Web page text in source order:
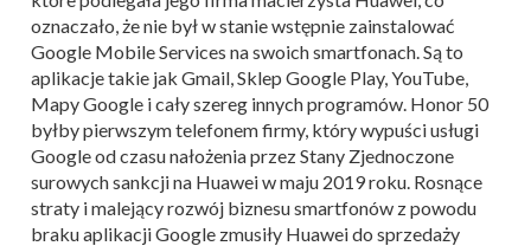
oznaczało, że nie był w stanie wstępnie zainstalować
Google Mobile Services na swoich smartfonach. Są to
aplikacje takie jak Gmail, Sklep Google Play, YouTube,
Mapy Google i cały szereg innych programów. Honor 50
byłby pierwszym telefonem firmy, który wypuści usługi
Google od czasu nałożenia przez Stany Zjednoczone
surowych sankcji na Huawei w maju 2019 roku. Rosnące
straty i malejący rozwój biznesu smartfonów z powodu
braku aplikacji Google zmusiły Huawei do sprzedaży